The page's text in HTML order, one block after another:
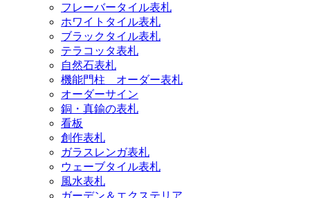
フレーバータイル表札
ホワイトタイル表札
ブラックタイル表札
テラコッタ表札
自然石表札
機能門柱 オーダー表札
オーダーサイン
銅・真鍮の表札
看板
創作表札
ガラスレンガ表札
ウェーブタイル表札
風水表札